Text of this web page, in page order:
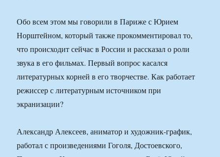
Обо всем этом мы говорили в Париже с Юрием
Норштейном, который также прокомментировал то,
что происходит сейчас в России и рассказал о роли
звука в его фильмах. Первый вопрос касался
литературных корней в его творчестве. Как работает
режиссер с литературным источником при
экранизации?
Александр Алексеев, аниматор и художник-график,
работал с произведениями Гоголя, Достоевского,